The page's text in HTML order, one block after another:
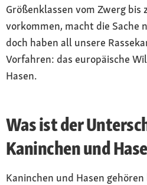
Größenklassen vom Zwerg bis
vorkommen, macht die Sache
doch haben all unsere
Vorfahren: das europäische
Hasen.
Was ist der
Kaninchen und
Kaninchen und Hasen